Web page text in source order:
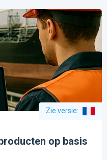
Zie versie:
op basis